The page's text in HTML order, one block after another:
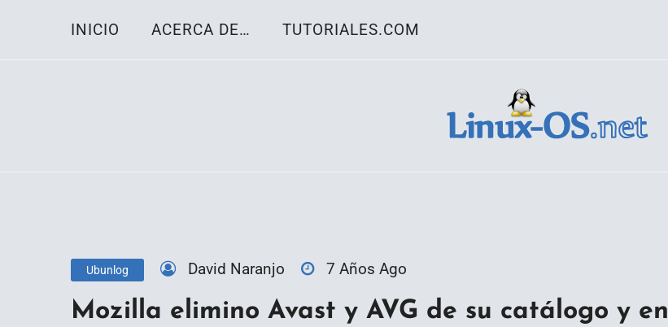
INICIO ACERCA DE… TUTORIALES.COM
Ubunlog David Naranjo 7 Años Ago
Mozilla elimino Avast y AVG de su catálogo y en